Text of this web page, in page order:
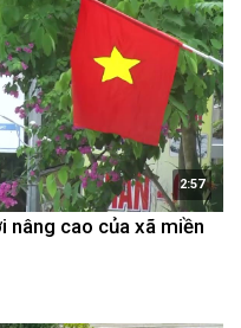
2:57
nâng cao của xã miền